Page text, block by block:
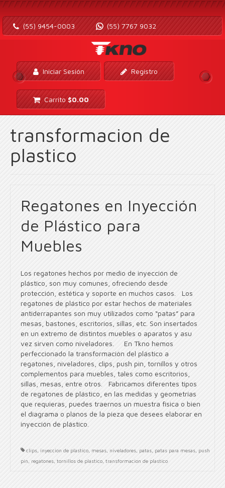
(55) 9454-0003 (55) 7767 9032
Iniciar Sesión Registro
Carrito $0.00
transformacion de
plastico
Regatones en Inyección
de Plástico para
Muebles
Los regatones hechos por medio de inyección de
plástico, son muy comunes, ofreciendo desde
protección, estética y soporte en muchos casos. Los
regatones de plástico por estar hechos de materiales
antiderrapantes son muy utilizados como “patas” para
mesas, bastones, escritorios, sillas, etc. Son insertados
en un extremo de distintos muebles o aparatos y asu
vez sirven como niveladores. En Tkno hemos
perfeccionado la transformación del plástico a
regatones, niveladores, clips, push pin, tornillos y otros
complementos para muebles, tales como escritorios,
sillas, mesas, entre otros. Fabricamos diferentes tipos
de regatones de plástico, en las medidas y geometrías
que requieras, puedes traernos un muestra física o bien
el diagrama o planos de la pieza que desees elaborar en
inyección de plástico.
clips inyeccion de plastico mesas niveladores patas patas para mesas push
pin
regatones tornillos de plastico transformacion de plastico